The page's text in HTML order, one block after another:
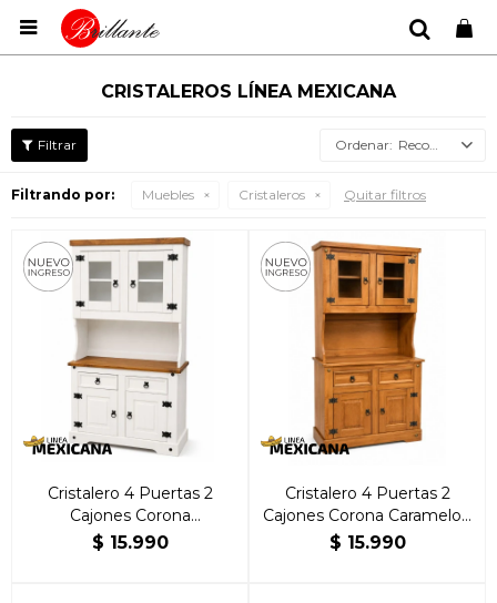

CRISTALEROS LÍNEA MEXICANA
Recomendados
Filtrando por: Muebles Cristaleros Quitar filtros
Cristalero 4 Puertas 2
Cajones Corona
Blanco/Caramelo | Brillante
$ 15.990
Cristalero 4 Puertas 2
Cajones Corona Caramelo |
Brillante Hogar
$ 15.990